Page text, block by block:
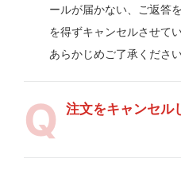
ールが届かない、ご返答
を得ずキャンセルさせて
あらかじめご了承ください
注文をキャンセル